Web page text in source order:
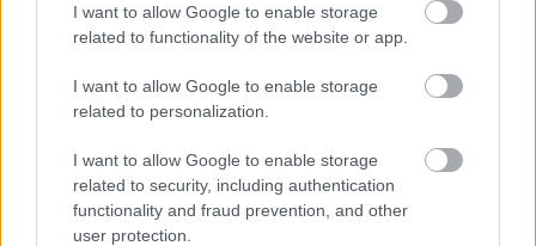
I want to allow Google to enable storage
related to functionality of the website or app.
I want to allow Google to enable storage
related to personalization.
I want to allow Google to enable storage
related to security, including authentication
functionality and fraud prevention, and other
user protection.